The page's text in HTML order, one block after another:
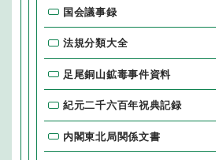
国会議事録
法規分類大全
足尾銅山鉱毒事件資料
紀元二千六百年祝典記録
内閣東北局関係文書